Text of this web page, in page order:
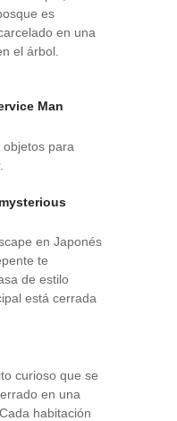
es
en una
el árbol.
Man
objetos para
en Japonés
te
de estilo
está cerrada
curioso que se
en una
habitación